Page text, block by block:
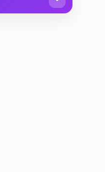
l'audace
rouge
l'œil.